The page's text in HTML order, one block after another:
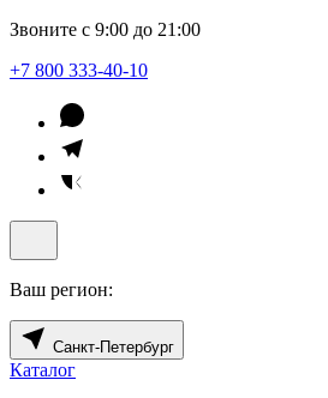
Звоните с 9:00 до 21:00
+7 800 333-40-10
Ваш регион:
Санкт-Петербург
Каталог